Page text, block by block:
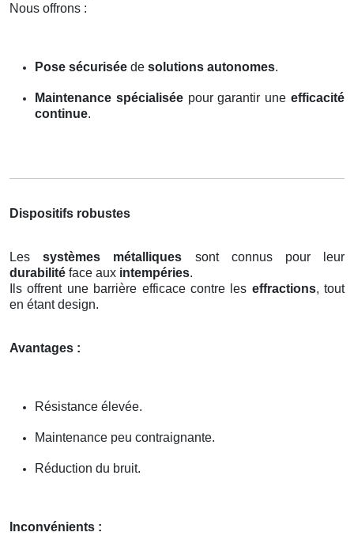
Nous offrons :
Pose sécurisée de solutions autonomes.
Maintenance spécialiséepour garantir uneefficacité
continue.
Dispositifs robustes
Lessystèmes métalliques sont connus pour leur
durabilité face aux intempéries.
Ils offrent une barrière efficace contre les effractions, tout
en étant design.
Avantages :
Résistance élevée.
Maintenance peu contraignante.
Réduction du bruit.
Inconvénients :